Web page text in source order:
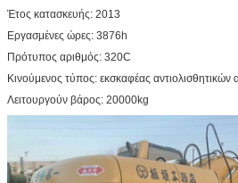
Έτος κατασκευής: 2013
Εργασμένες ώρες: 3876h
Πρότυπος αριθμός: 320C
Κινούμενος τύπος: εκσκαφέας αντιολισθητικών
Λειτουργούν βάρος: 20000kg